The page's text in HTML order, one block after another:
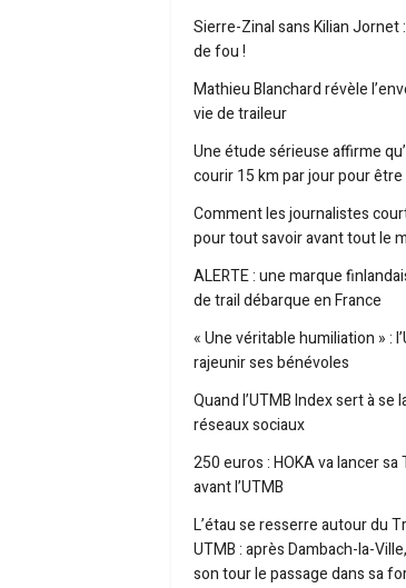
Sierre-Zinal sans Kilian Jornet
de fou !
Mathieu Blanchard révèle
vie de traileur
Une étude sérieuse affirme
courir 15 km par jour pour
Comment les journalistes
pour tout savoir avant tout le
ALERTE : une marque
de trail débarque en France
« Une véritable humiliation » :
rajeunir ses bénévoles
Quand l’UTMB Index sert à se
réseaux sociaux
250 euros : HOKA va lancer
avant l’UTMB
L’étau se resserre autour du
UTMB : après Dambach-la-
son tour le passage dans sa